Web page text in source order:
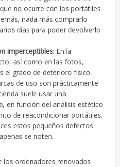
no ocurre con los portátiles
nada más comprarlo
días para poder devolverlo
imperceptibles: En la
así como en las fotos,
el grado de deterioro físico.
de uso son prácticamente
suele usar una
en función del análisis estético
de reacondicionar portátiles.
estos pequeños defectos
se noten.
los ordenadores renovados